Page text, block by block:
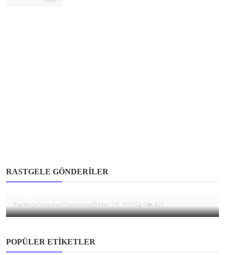
RASTGELE GÖNDERILER
Keşfedilmemiş Güç: Fiat Egea Cross Arıza ve
FiatArızaTespitveÇözümleri May 29, 2025 0 421
POPÜLER ETIKETLER